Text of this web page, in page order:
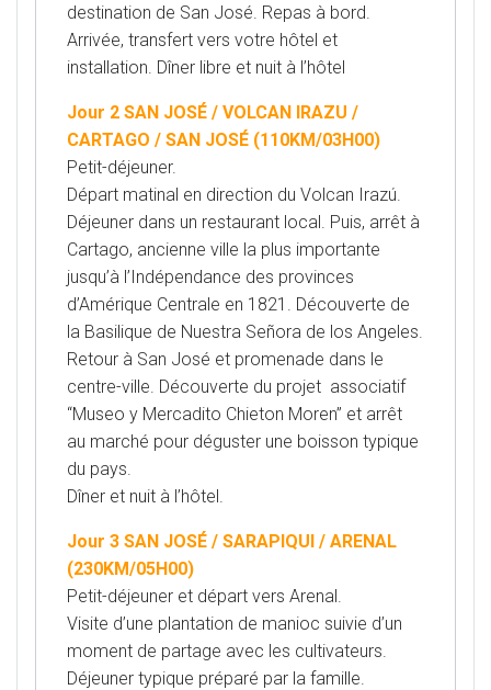
destination de San José. Repas à bord.
Arrivée, transfert vers votre hôtel et
installation. Dîner libre et nuit à l’hôtel
Jour 2 SAN JOSÉ / VOLCAN IRAZU /
CARTAGO / SAN JOSÉ (110KM/03H00)
Petit-déjeuner.
Départ matinal en direction du Volcan Irazú.
Déjeuner dans un restaurant local. Puis, arrêt à
Cartago, ancienne ville la plus importante
jusqu’à l’Indépendance des provinces
d’Amérique Centrale en 1821. Découverte de
la Basilique de Nuestra Señora de los Angeles.
Retour à San José et promenade dans le
centre-ville. Découverte du projet associatif
“Museo y Mercadito Chieton Moren” et arrêt
au marché pour déguster une boisson typique
du pays.
Dîner et nuit à l’hôtel.
Jour 3 SAN JOSÉ / SARAPIQUI / ARENAL
(230KM/05H00)
Petit-déjeuner et départ vers Arenal.
Visite d’une plantation de manioc suivie d’un
moment de partage avec les cultivateurs.
Déjeuner typique préparé par la famille.